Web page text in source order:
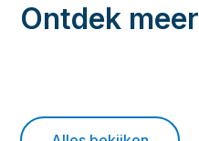
Ontdek meer